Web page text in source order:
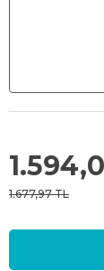
1.677,97 TL